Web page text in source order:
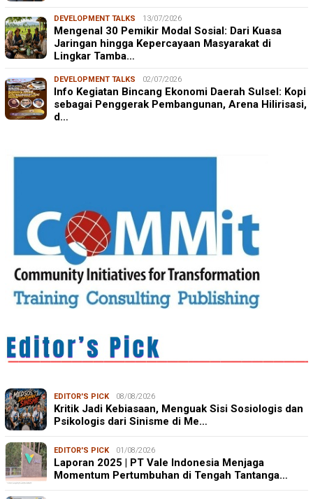
DEVELOPMENT TALKS 13/07/2026
Mengenal 30 Pemikir Modal Sosial: Dari Kuasa
Jaringan hingga Kepercayaan Masyarakat di
Lingkar Tamba…
DEVELOPMENT TALKS 02/07/2026
Info Kegiatan Bincang Ekonomi Daerah Sulsel: Kopi
sebagai Penggerak Pembangunan, Arena Hilirisasi,
d…
EDITOR'S PICK 08/08/2026
Kritik Jadi Kebiasaan, Menguak Sisi Sosiologis dan
Psikologis dari Sinisme di Me…
EDITOR'S PICK 01/08/2026
Laporan 2025 | PT Vale Indonesia Menjaga
Momentum Pertumbuhan di Tengah Tantanga…